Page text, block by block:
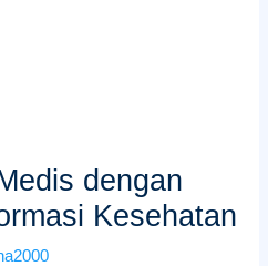
dengan
Kesehatan